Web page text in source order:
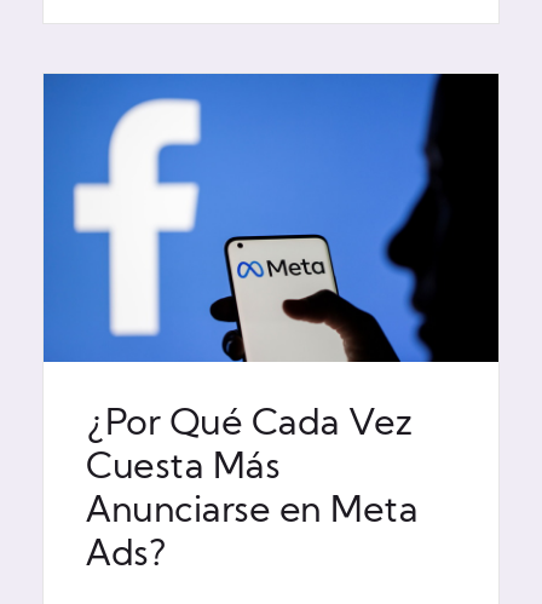
¿Por Qué Cada Vez
Cuesta Más
Anunciarse en Meta
Ads?